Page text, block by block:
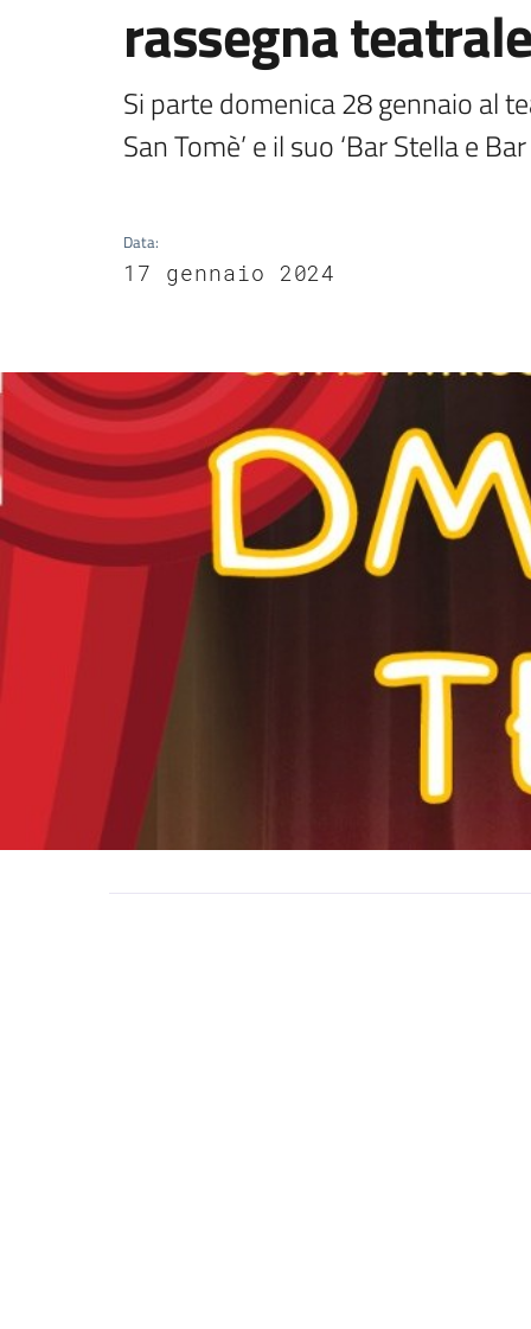
rassegna
Si parte domenica 28 gennaio al
San Tomè’ e il suo ‘Bar Stella e
Data:
17 gennaio 2024